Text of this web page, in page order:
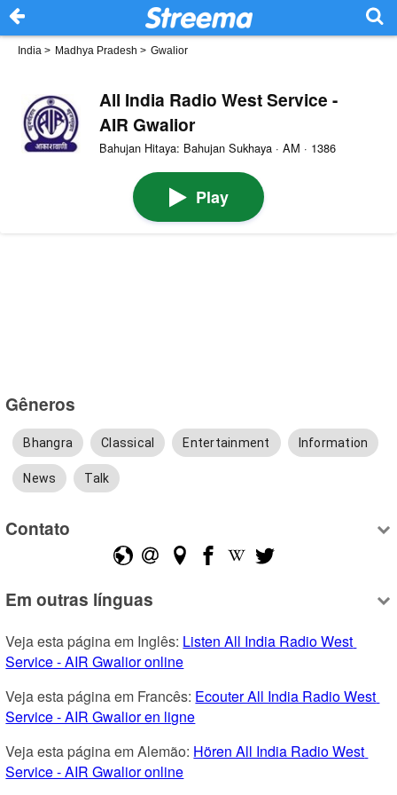
India > Madhya Pradesh > Gwalior
All India Radio West Service -
AIR Gwalior
Bahujan Hitaya: Bahujan Sukhaya · AM · 1386
Play
Gêneros
Bhangra Classical Entertainment Information
News Talk
Contato
Em outras línguas
Veja esta página em Inglês: Listen All India Radio West
Service - AIR Gwalior online
Veja esta página em Francês: Ecouter All India Radio West
Service - AIR Gwalior en ligne
Veja esta página em Alemão: Hören All India Radio West
Service - AIR Gwalior online